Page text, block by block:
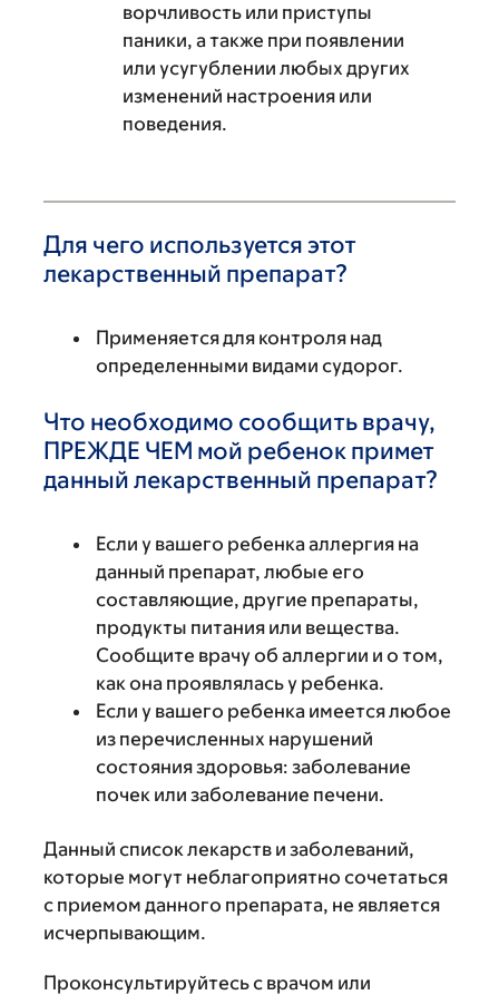
ворчливость или приступы
паники, а также при появлении
или усугублении любых других
изменений настроения или
поведения.
Для чего используется этот
лекарственный препарат?
Применяется для контроля над
определенными видами судорог.
Что необходимо сообщить врачу,
ПРЕЖДЕ ЧЕМ мой ребенок примет
данный лекарственный препарат?
Если у вашего ребенка аллергия на
данный препарат, любые его
составляющие, другие препараты,
продукты питания или вещества.
Сообщите врачу об аллергии и о том,
как она проявлялась у ребенка.
Если у вашего ребенка имеется любое
из перечисленных нарушений
состояния здоровья: заболевание
почек или заболевание печени.
Данный список лекарств и заболеваний,
которые могут неблагоприятно сочетаться
с приемом данного препарата, не является
исчерпывающим.
Проконсультируйтесь с врачом или